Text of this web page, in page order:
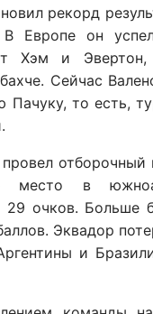
рекорд
Европе он
Хэм и
Сейчас
Пачуку, то есть,
отборочный
место в
29 очков. Больше
Эквадор
и